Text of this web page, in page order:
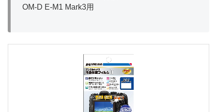
OM-D E-M1 Mark3用